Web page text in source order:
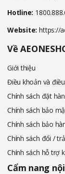
Hotline:
Website: https://
Về
Giới thiệu
Điều khoản và
Chính sách đặt
Chính sách bảo
Chính sách bảo
Chính sách đổi /
Chính sách hỗ trợ
Cẩm nang